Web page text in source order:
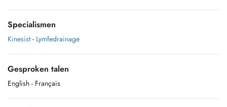
Specialismen
Kinesist - Lymfedrainage
Gesproken talen
English - Français